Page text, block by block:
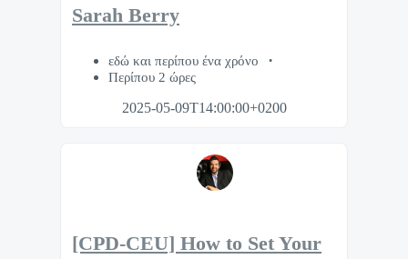
Sarah Berry
εδώ και περίπου ένα χρόνο
Περίπου 2 ώρες
2025-05-09T14:00:00+0200
[CPD-CEU] How to Set Your